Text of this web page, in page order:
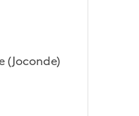
(Joconde)